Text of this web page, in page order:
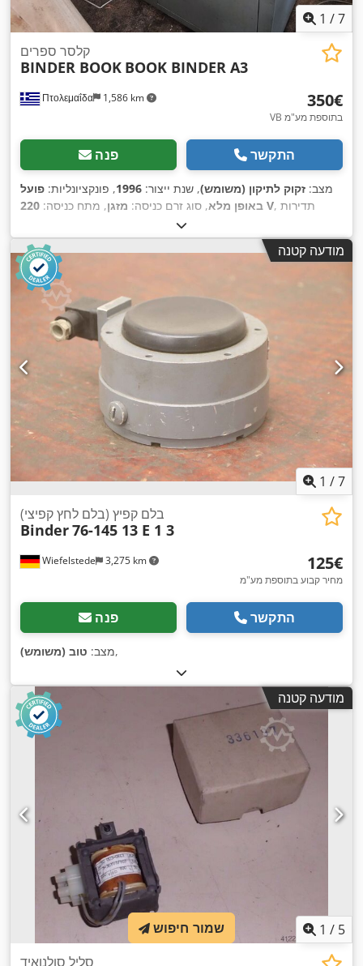
1 /7
Πτολεμαΐδα 1,586 km
קלסר ספרים
BINDER BOOK BOOK BINDER A3
‏350 ‏€
VB בתוספת מע"מ
פנה התקשר
מצב: זקוק לתיקון (משומש), שנת ייצור: 1996, פונקציונליות: פועל
באופן מלא, סוג זרם כניסה: מזגן, מתח כניסה: 220 V, תדירות
מודעה קטנה
1 /7
Wiefelstede 3,275 km
בלם קפיץ (בלם לחץ קפיצי)
Binder76-145 13 E 1 3
‏125 ‏€
מחיר קבוע בתוספת מע"מ
פנה התקשר
מצב: טוב (משומש) ,
מודעה קטנה
1 / 5
סליל סולנואיד
שמור חיפוש